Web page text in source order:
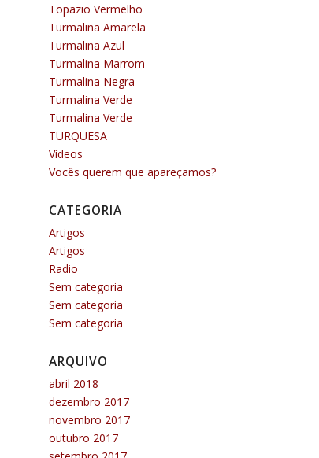
Topazio Vermelho
Turmalina Amarela
Turmalina Azul
Turmalina Marrom
Turmalina Negra
Turmalina Verde
Turmalina Verde
TURQUESA
Videos
Vocês querem que apareçamos?
CATEGORIA
Artigos
Artigos
Radio
Sem categoria
Sem categoria
Sem categoria
ARQUIVO
abril 2018
dezembro 2017
novembro 2017
outubro 2017